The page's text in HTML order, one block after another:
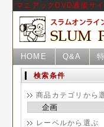
マニアックDVD通販サ
HOME Q&A
検索条件
商品カテゴリから
レーベルから選ぶ